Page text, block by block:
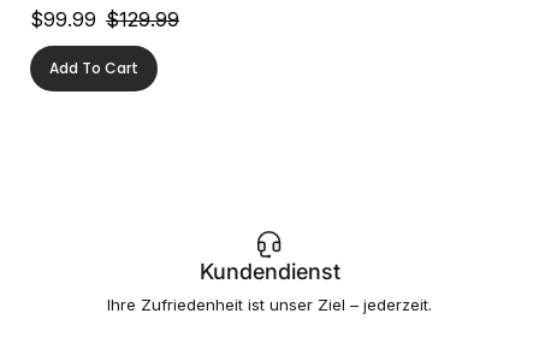
$99.99 $129.99
Add To Cart
Kundendienst
Ihre Zufriedenheit ist unser Ziel – jederzeit.